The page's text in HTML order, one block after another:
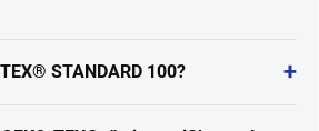
STANDARD 100?